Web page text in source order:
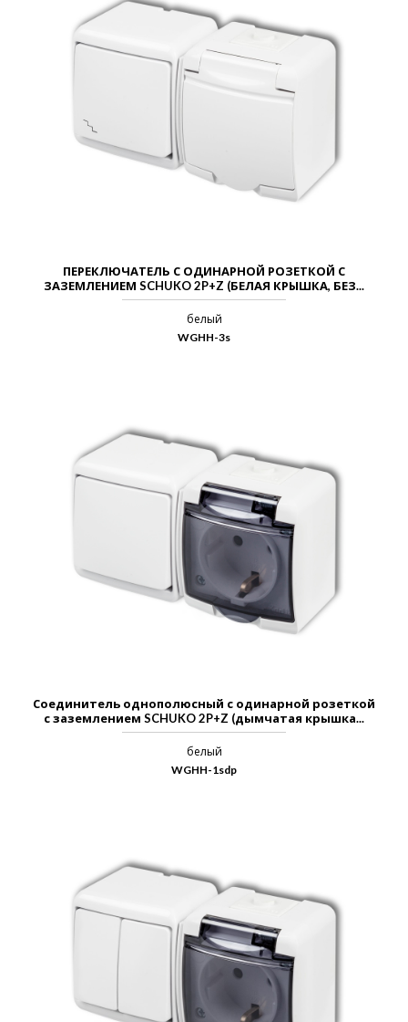
ПЕРЕКЛЮЧАТЕЛЬ С ОДИНАРНОЙ РОЗЕТКОЙ С
ЗАЗЕМЛЕНИЕМ SCHUKO 2P+Z (БЕЛАЯ КРЫШКА, БЕЗ...
белый
WGHH-3s
Соединитель однополюсный с одинарной розеткой
с заземлением SCHUKO 2P+Z (дымчатая крышка...
белый
WGHH-1sdp